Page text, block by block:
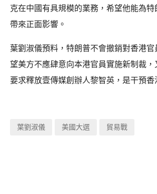
克在中國有具規模的業務，希望他能為
帶來正面影響。
葉劉淑儀預料，特朗普不會撤銷對香港官
望美方不應肆意向本港官員實施新制裁，
要求釋放壹傳媒創辦人黎智英，是干預香
葉劉淑儀 美國大選 貿易戰